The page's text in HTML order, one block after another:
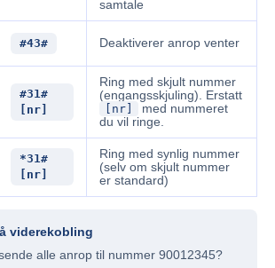
samtale
#43# Deaktiverer anrop venter
#31#
[nr]
Ring med skjult nummer
(engangsskjuling). Erstatt
[nr]
med nummeret
du vil ringe.
*31#
[nr]
Ring med synlig nummer
(selv om skjult nummer
er standard)
viderekobling
alle anrop til nummer 90012345?